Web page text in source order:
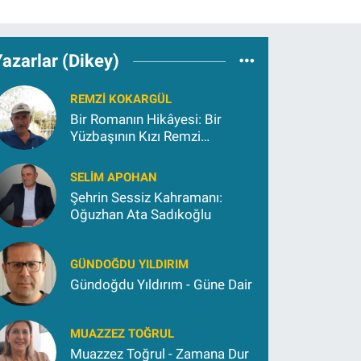
(Dikey)
REMZI KOKARGÜL
Bir Romanın Hikâyesi: Bir
Yüzbaşının Kızı Remzi
SELIM APOHAN
Şehrin Sessiz Kahramanı:
Oğuzhan Ata Sadıkoğlu
GÜNDOĞDU YILDIRIM
Gündoğdu Yıldırım - Güne Dair
MUAZZEZ TOĞRUL
Muazzez Toğrul - Zamana Dur